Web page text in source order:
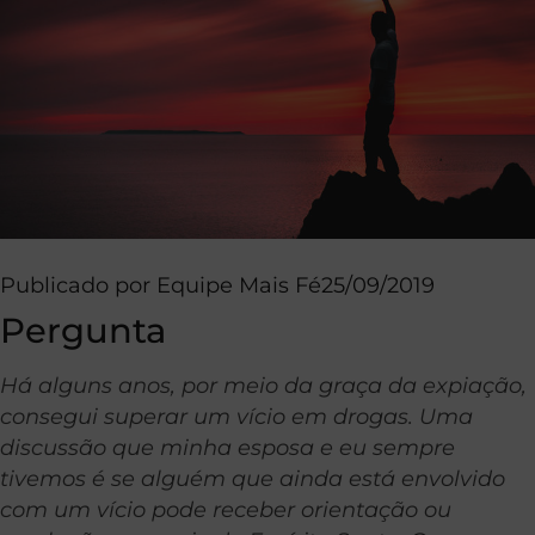
Publicado por Equipe Mais Fé25/09/2019
Pergunta
Há alguns anos, por meio da graça da expiação,
consegui superar um vício em drogas. Uma
discussão que minha esposa e eu sempre
tivemos é se alguém que ainda está envolvido
com um vício pode receber orientação ou